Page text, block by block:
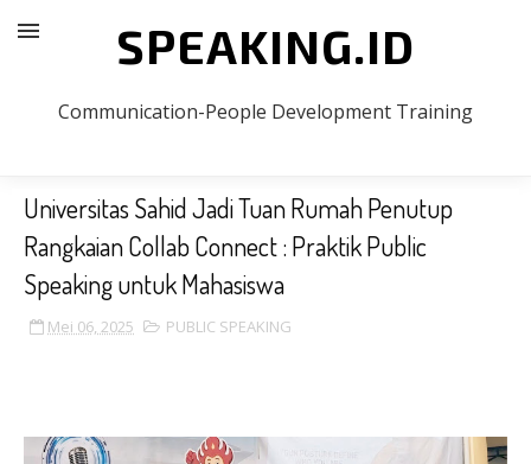
SPEAKING.ID
Communication-People Development Training
Universitas Sahid Jadi Tuan Rumah Penutup
Rangkaian Collab Connect : Praktik Public
Speaking untuk Mahasiswa
Mei 06, 2025 PUBLIC SPEAKING